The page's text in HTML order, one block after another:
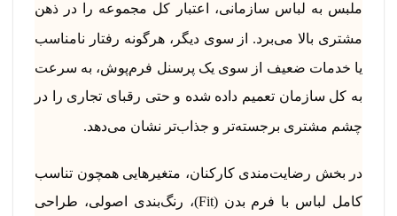
ملبس به لباس سازمانی، اعتبار کل مجموعه را در ذهن
مشتری بالا می‌برد. از سوی دیگر، هرگونه رفتار نامناسب
یا خدمات ضعیف از سوی یک پرسنل فرم‌پوش، به سرعت
به کل سازمان تعمیم داده شده و حتی رقبای تجاری را در
چشم مشتری برجسته‌تر و جذاب‌تر نشان می‌دهد.
در بخش رضایت‌مندی کارکنان، متغیرهایی همچون تناسب
کامل لباس با فرم بدن (Fit)، رنگ‌بندی اصولی، طراحی